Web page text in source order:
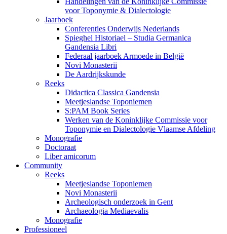
voor Toponymie & Dialectologie
Jaarboek
Conferenties Onderwijs Nederlands
Spieghel Historiael – Studia Germanica
Gandensia Libri
Federaal jaarboek Armoede in België
Novi Monasterii
De Aardrijkskunde
Reeks
Didactica Classica Gandensia
Meetjeslandse Toponiemen
S:PAM Book Series
Werken van de Koninklijke Commissie voor
Toponymie en Dialectologie Vlaamse Afdeling
Monografie
Doctoraat
Liber amicorum
Community
Reeks
Meetjeslandse Toponiemen
Novi Monasterii
Archeologisch onderzoek in Gent
Archaeologia Mediaevalis
Monografie
Professioneel